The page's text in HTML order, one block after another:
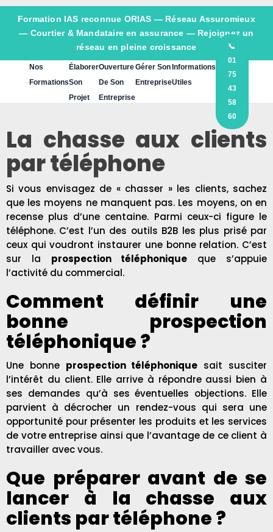
Formation IAS reconnue ORIAS — Réseau Assuromieux
— Courtier & Mandataire en assurance — Rejoignez un
réseau en pleine croissance
Nos
Formations
Élaborer
Son
Projet
Ouverture
De Son
Entreprise
Gérer Son
Entreprise
Informations
Utiles
📞
01
75
43
58
60
La chasse aux clients
par téléphone
Si vous envisagez de « chasser » les clients, sachez
que les moyens ne manquent pas. Les moyens, on en
recense plus d’une centaine. Parmi ceux-ci figure le
téléphone. C’est l’un des outils B2B les plus prisé par
ceux qui voudront instaurer une bonne relation. C’est
sur la prospection téléphonique que s’appuie
l’activité du commercial.
Comment définir une
bonne prospection
téléphonique ?
Une bonne prospection téléphonique sait susciter
l’intérêt du client. Elle arrive à répondre aussi bien à
ses demandes qu’à ses éventuelles objections. Elle
parvient à décrocher un rendez-vous qui sera une
opportunité pour présenter les produits et les services
de votre entreprise ainsi que l’avantage de ce client à
travailler avec vous.
Que préparer avant de se
lancer à la chasse aux
clients par téléphone ?